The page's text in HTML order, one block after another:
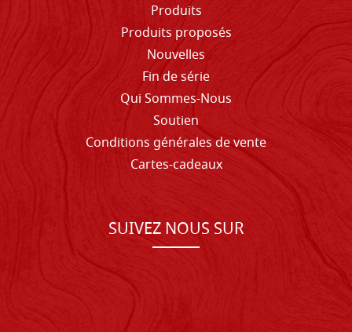
Produits
Produits proposés
Nouvelles
Fin de série
Qui Sommes-Nous
Soutien
Conditions générales de vente
Cartes-cadeaux
SUIVEZ NOUS SUR